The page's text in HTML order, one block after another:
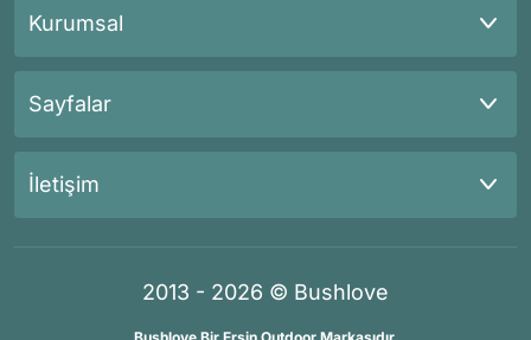
Kurumsal
Sayfalar
İletişim
2013 - 2026 © Bushlove